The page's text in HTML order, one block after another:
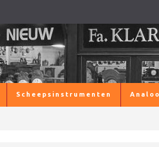
Scheepsinstrumenten